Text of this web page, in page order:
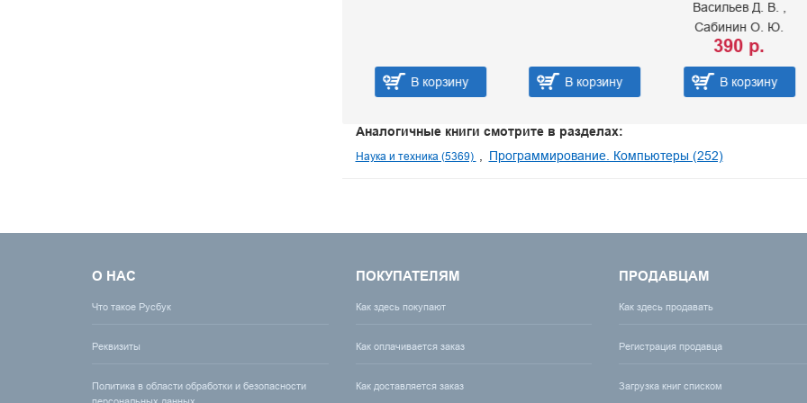
В корзину В корзину
Васильев Д. В.
Сабинин О. Ю.
390 р.
В корзину
Аналогичные книги смотрите в разделах:
Наука и техника (5369) Программирование. Компьютеры (252)
О НАС
Что такое Русбук
Реквизиты
Политика в области обработки и безопасности
ПОКУПАТЕЛЯМ
Как здесь покупают
Как оплачивается заказ
Как доставляется заказ
ПРОДАВЦАМ
Как здесь продавать
Регистрация продавца
Загрузка книг списком